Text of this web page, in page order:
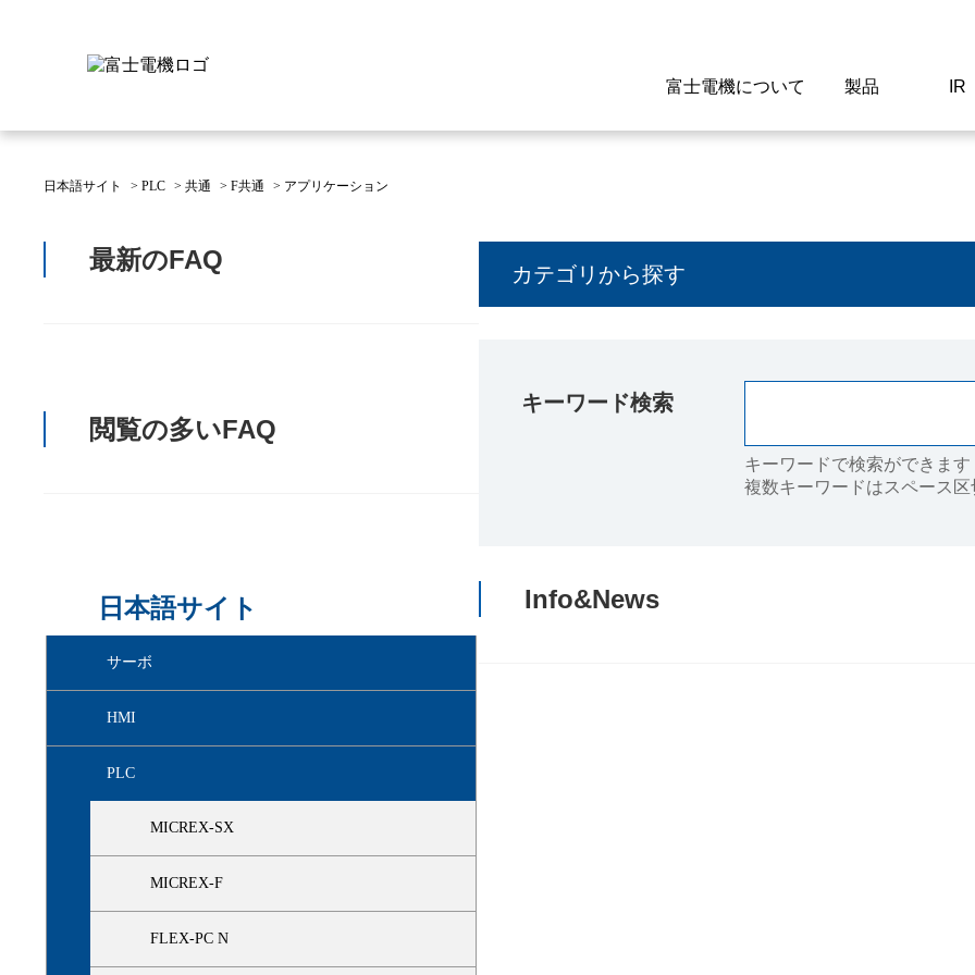
富士電機について
経営の考え方 事業
企業活動
製品
特高高圧 受配電設備 電源
監視制御システム
保守
セミナー・研修情報
IR
財務・業績 株式
環境 社会
高卒採用情報 キャ
企業情報について 当ウ
日本語サイト > PLC > 共通 > F共通 > アプリケーション
最新のFAQ
閲覧の多いFAQ
日本語サイト
サーボ
HMI
PLC
MICREX-SX
MICREX-F
FLEX-PC N
カテゴリから探す
キーワード検索
キーワードで検索ができます
複数キーワードはスペース区
Info&News